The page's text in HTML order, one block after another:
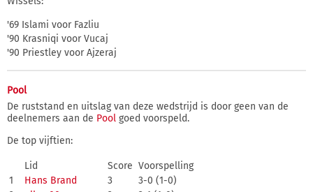
'69 Islami voor Fazliu
'90 Krasniqi voor Vucaj
'90 Priestley voor Ajzeraj
Pool
De ruststand en uitslag van deze wedstrijd is door geen van de
deelnemers aan de Pool goed voorspeld.
De top vijftien:
Lid Score Voorspelling
1
Hans Brand 3
3-0 (1-0)